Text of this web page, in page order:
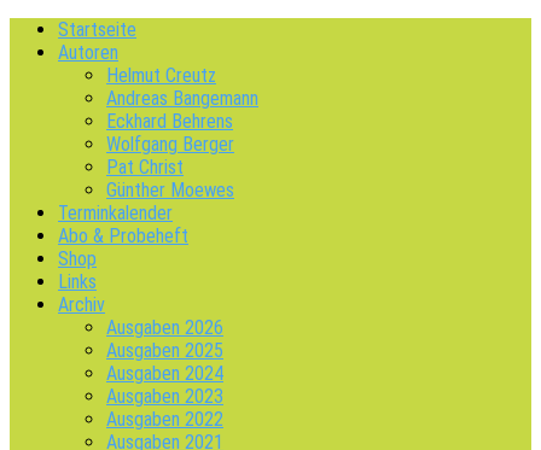
Startseite
Autoren
Helmut Creutz
Andreas Bangemann
Eckhard Behrens
Wolfgang Berger
Pat Christ
Günther Moewes
Terminkalender
Abo & Probeheft
Shop
Links
Archiv
Ausgaben 2026
Ausgaben 2025
Ausgaben 2024
Ausgaben 2023
Ausgaben 2022
Ausgaben 2021